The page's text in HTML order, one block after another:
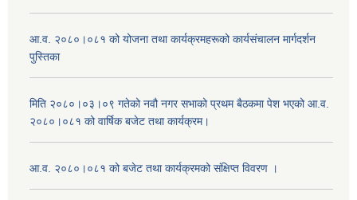
आ.व. २०८०।०८१ को योजना तथा कार्यक्रमहरूको कार्यसंचालन मार्गदर्शन
पुस्तिका
मिति २०८०।०३।०९ गतेको नवौ नगर सभाको प्रथम बैठकमा पेश भएको आ.व.
२०८०।०८१ को वार्षिक बजेट तथा कार्यक्रम।
आ.व. २०८०।०८१ को बजेट तथा कार्यक्रमको संक्षिप्त विवरण ।